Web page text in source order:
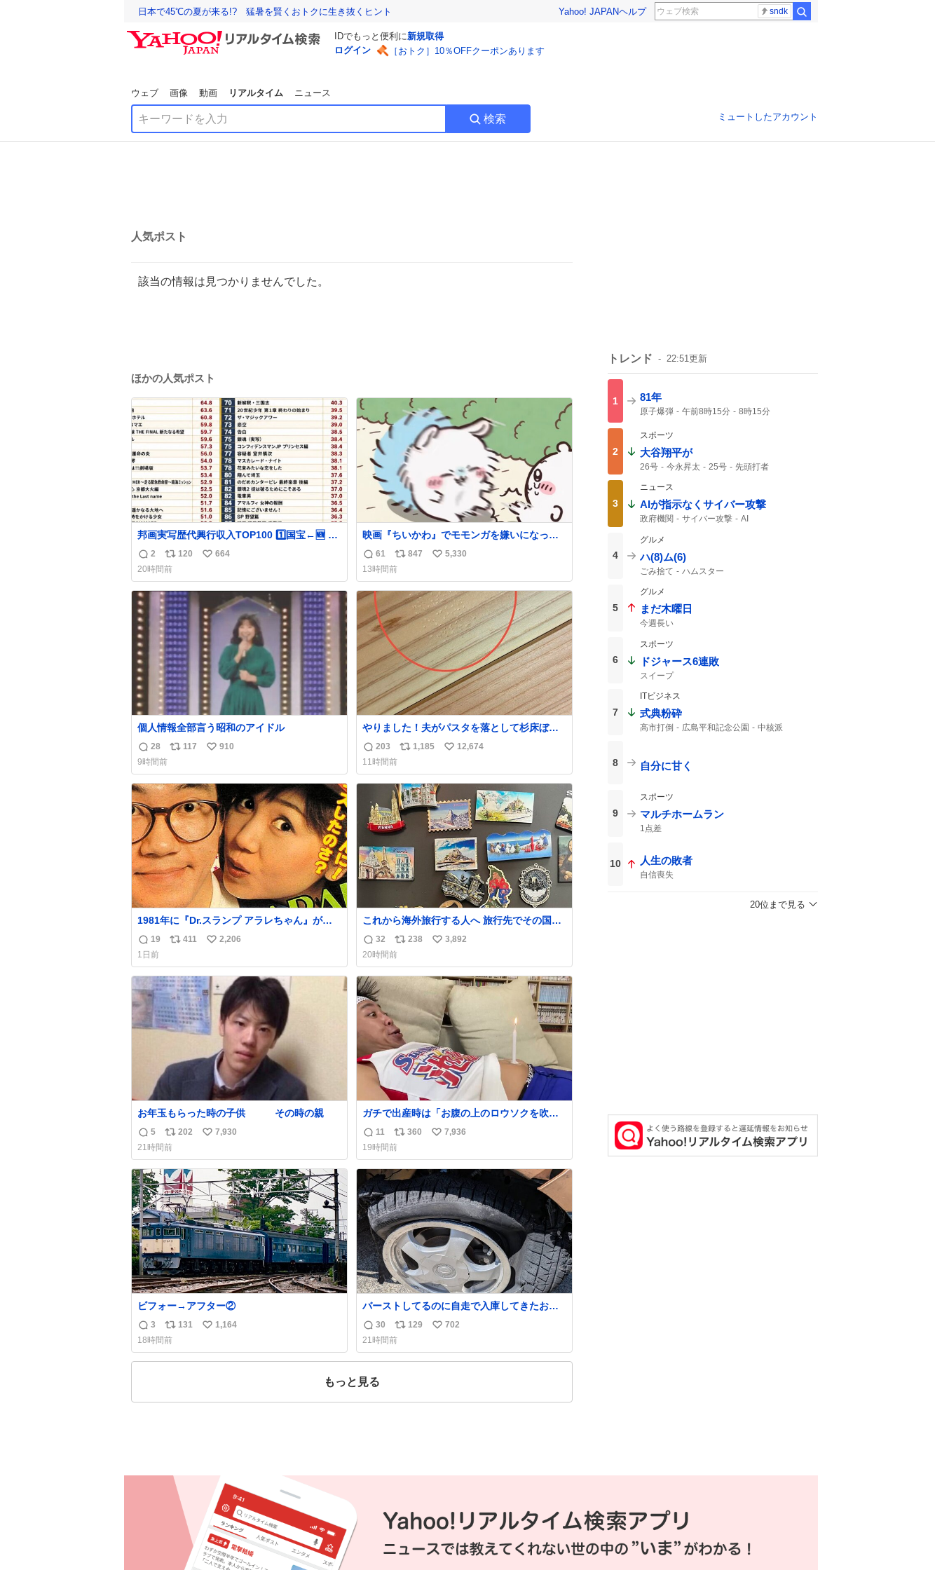
日本で45℃の夏が来る!? 猛暑を賢くおトクに生き抜くヒント Yahoo! JAPANヘルプ sndk
IDでもっと便利に新規取得
ログイン
［おトク］10％OFFクーポンあります
ウェブ 画像 動画 リアルタイム ニュース
検索 ミュートしたアカウント
人気ポスト
該当の情報は見つかりませんでした。
ほかの人気ポスト
邦画実写歴代興行収入TOP100 1️⃣国宝←🆕 2️⃣
踊る大捜査線 THE MOVIE2 3️⃣南極物語 4️⃣踊
る大捜査線 THE MOVIE 5️⃣子猫物語 6️⃣劇場版
コード・ブルー 7️⃣天と地と 8️⃣永遠の0
9️⃣ROOKIES-卒業- 🔟世界の中心で、愛をさけ
ぶ … 44位 ほどなく、お別れです←🆕 … 60位
キングダム 魂の決戦←🆕
返
信
数
2
リ
ポ
ス
ト
数
120
い
ね
664
20時間前
映画『ちいかわ』でモモンガを嫌いになった
人へ それでも愛される理由と可能性 kai-
you.net/article/96186 『映画ちいかわ 人魚の
島のひみつ』を3回観て、原作も追っている筆
者が、モモンガの名誉回復を試みようとする
記事です。ちいかわ初心者向けです🖊
返
信
数
61
リ
ポ
ス
ト
数
847
い
ね
数
5,330
13時間前
個人情報全部言う昭和のアイドル
返
信
数
28
リ
ス
ト
数
117
い
ね
数
910
9時間前
やりました！夫がパスタを落として杉床ぼこ
ぼこしました！よかったーーー！ファースト
ぼこぼこ自分じゃなくて！これで第二波いつ
でもいけます！！！✌️いやーほっとした！ 杉
床を採用しようとしている方々へ忠告です。
杉床は乾燥パスタに負けます。豆腐くらいや
わやわです。
返
信
数
203
リ
ス
ト
数
1,185
い
ね
数
12,674
11時間前
1981年に『Dr.スランプ アラレちゃん』が放
映開始された直後の鳥山明さんと、小山茉美
さんです。
返
信
数
19
リ
ス
ト
数
411
い
ね
数
2,206
1日前
これから海外旅行する人へ 旅行先でその国や
都市を象徴する マグネットを買って欲しい。
僕は交換留学してた1年間で20カ国回ったけ
ど、旅行先で必ずマグネットを買い、今は家
の冷蔵庫に貼ってる。 交換留学が終わって1
年経つけどそれぞれのマグネットを見る度に
旅の思い出が鮮明によみがえります。
返
信
数
32
リ
ポ
ス
ト
数
238
い
ね
数
3,892
20時間前
お年玉もらった時の子供 その時の親
返
信
数
5
リ
ポ
ス
ト
数
202
い
ね
数
7,930
21時間前
ガチで出産時は「お腹の上のロウソクを吹き
消さんとするサンシャイン池崎」だったし、
お産後の股裂け状態でのトイレは「とにかく
明るい安村の体勢」が1番楽
返
信
数
11
リ
ポ
ス
ト
数
360
い
ね
数
7,936
19時間前
ビフォー→アフター②
返
信
数
3
リ
ポ
ス
131
い
ね
1,164
18時間前
バーストしてるのに自走で入庫してきたお客
さん バーストしたならその場で動かないで助
け呼んで下さい😰 保険にロードサービス付い
てて金銭負担も無いんですから これで走る
と、壊さなくていい所まで壊しちゃいますか
レーキホースも傷入っちゃってます…
返
信
数
30
リ
ポ
ス
129
い
ね
702
21時間前
もっと見る
トレンド 22:51更新
1 81年
原子爆弾 午前8時15分
8時15分
2
スポーツ
大谷翔平が
26号 今永昇太 25号
先頭打者
大谷翔平
1点差
3
ニュース
AIが指示なくサイバー攻撃
政府機関 サイバー攻撃 AI
4
グルメ
ハ(8)ム(6)
ごみ捨て ハムスター
5
グルメ
まだ木曜日
今週長い
6
スポーツ
ドジャース6連敗
スイープ
7
ITビジネス
式典粉砕
高市打倒 広島平和記念公園 中核派
8 自分に甘く
9
スポーツ
マルチホームラン
1点差
10 人生の敗者
自信喪失
20位まで見る